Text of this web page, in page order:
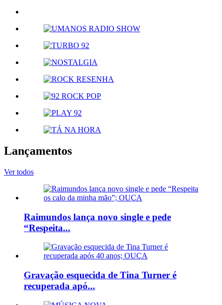
Lançamentos
Ver todos
Raimundos lança novo single e pede
“Respeita...
Gravação esquecida de Tina Turner é
recuperada apó...